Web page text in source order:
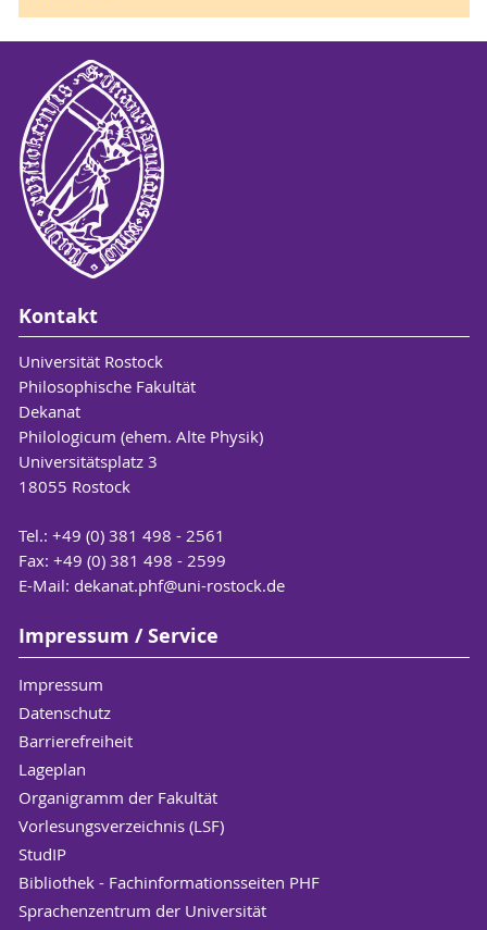
Kontakt
Universität Rostock
Philosophische Fakultät
Dekanat
Philologicum (ehem. Alte Physik)
Universitätsplatz 3
18055 Rostock
Tel.: +49 (0) 381 498 - 2561
Fax: +49 (0) 381 498 - 2599
E-Mail: dekanat.phf@uni-rostock.de
Impressum / Service
Impressum
Datenschutz
Barrierefreiheit
Lageplan
Organigramm der Fakultät
Vorlesungsverzeichnis (LSF)
StudIP
Bibliothek - Fachinformationsseiten PHF
Sprachenzentrum der Universität